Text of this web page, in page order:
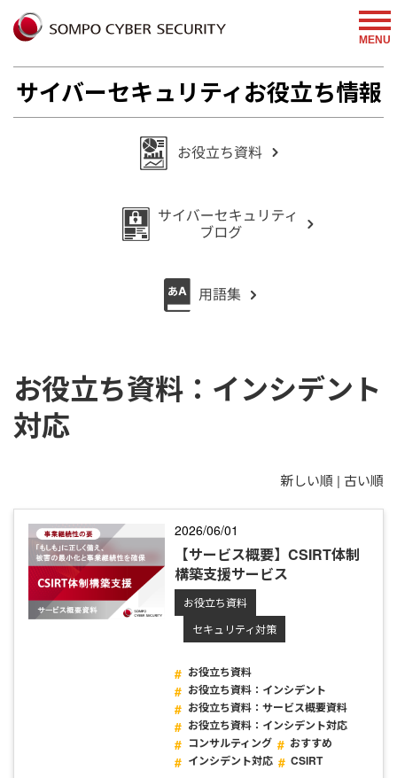
MENU
サイバーセキュリティお役立ち情報
お役立ち資料：インシデント
対応
新しい順 | 古い順
2026/06/01
【サービス概要】CSIRT体制
構築支援サービス
お役立ち資料
セキュリティ対策
お役立ち資料
お役立ち資料：インシデント
お役立ち資料：サービス概要資料
お役立ち資料：インシデント対応
コンサルティング
おすすめ
インシデント対応
CSIRT